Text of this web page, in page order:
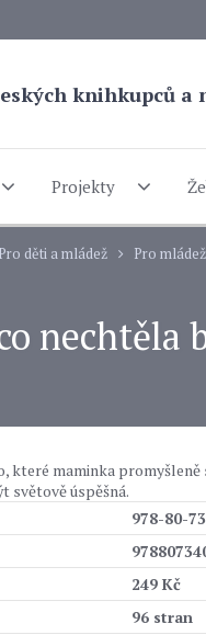
knihkupců a
Projekty
Pro děti a mládež Pro
nechtěla
které maminka
světově úspěšná.
978-80-
249 Kč
96 stran